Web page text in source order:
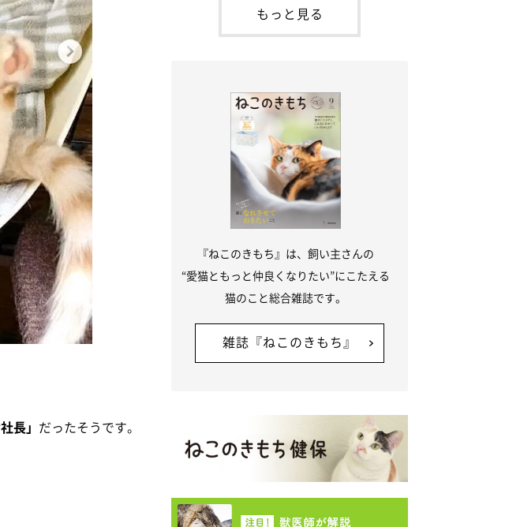
長」 だったそうです。
本名：ドミトリー・ドンスコイ）。ドンち
ゃんは、保護猫でした。ドンちゃんが見つ
かったのは、飼い主さんの姉の勤め先の敷
もっと見る
『ねこのきもち』は、飼い主さんの
“愛猫ともっと仲良くなりたい”にこたえる
猫のこと総合雑誌です。
雑誌『ねこのきもち』